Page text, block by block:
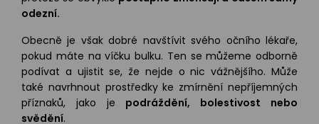
odezní.
Obecně je však dobré navštívit svého očního lékaře,
pokud máte na víčku bulku. Ten se můžeme odborně
podívat a ujistit se, že nejde o nic vážnějšího. Může
také navrhnout prostředky ke zmírnění nepříjemných
příznaků, jako je podráždění, bolestivost nebo
svědění.